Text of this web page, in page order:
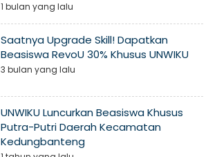
1 bulan yang lalu
Saatnya Upgrade Skill! Dapatkan
Beasiswa RevoU 30% Khusus UNWIKU
3 bulan yang lalu
UNWIKU Luncurkan Beasiswa Khusus
Putra-Putri Daerah Kecamatan
Kedungbanteng